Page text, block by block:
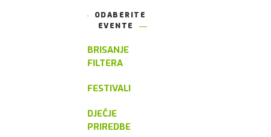
ODABERITE
EVENTE
BRISANJE
FILTERA
FESTIVALI
DJEČJE
PRIREDBE